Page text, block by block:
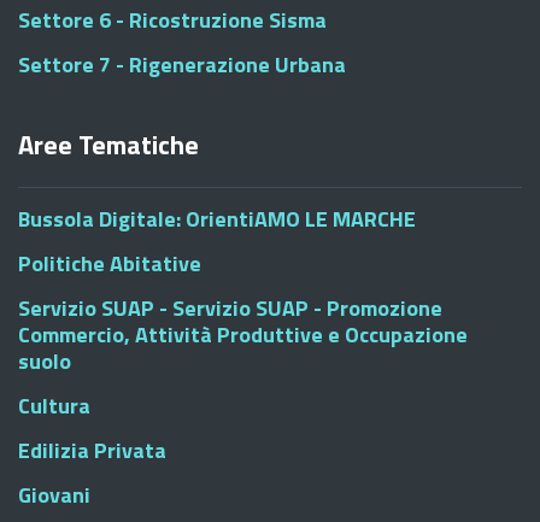
Settore 6 - Ricostruzione Sisma
Settore 7 - Rigenerazione Urbana
Aree Tematiche
Bussola Digitale: OrientiAMO LE MARCHE
Politiche Abitative
Servizio SUAP - Servizio SUAP - Promozione
Commercio, Attività Produttive e Occupazione
suolo
Cultura
Edilizia Privata
Giovani